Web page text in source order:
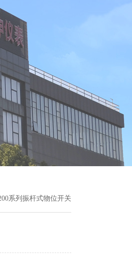
系列振杆式物位开关